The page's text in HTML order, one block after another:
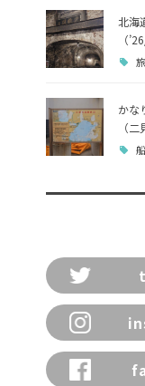
北海
（
旅
かな
（